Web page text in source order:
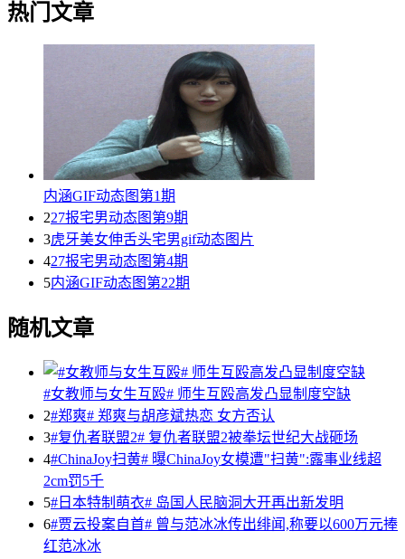
热门文章
内涵GIF动态图第1期
227报宅男动态图第9期
3虎牙美女伸舌头宅男gif动态图片
427报宅男动态图第4期
5内涵GIF动态图第22期
随机文章
#女教师与女生互殴# 师生互殴高发凸显制度空缺
2#郑爽# 郑爽与胡彦斌热恋 女方否认
3#复仇者联盟2# 复仇者联盟2被拳坛世纪大战砸场
4#ChinaJoy扫黄# 曝ChinaJoy女模遭"扫黄":露事业线超
2cm罚5千
5#日本特制萌衣# 岛国人民脑洞大开再出新发明
6#贾云投案自首# 曾与范冰冰传出绯闻,称要以600万元捧
红范冰冰